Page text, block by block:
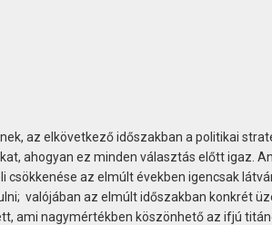
az elkövetkező időszakban a politikai
ahogyan ez minden választás előtt igaz.
csökkenése az elmúlt években igencsak
valójában az elmúlt időszakban konkrét
ami nagymértékben köszönhető az ifjú